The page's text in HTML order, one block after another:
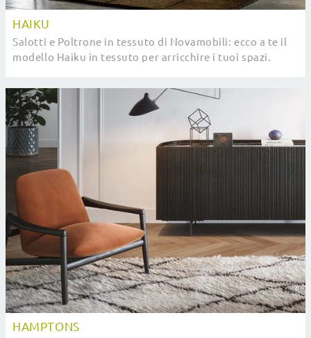
HAIKU
Salotti e Poltrone in tessuto di Novamobili: ecco a te il
modello Haiku in tessuto per arricchire i tuoi spazi.
HAMPTONS